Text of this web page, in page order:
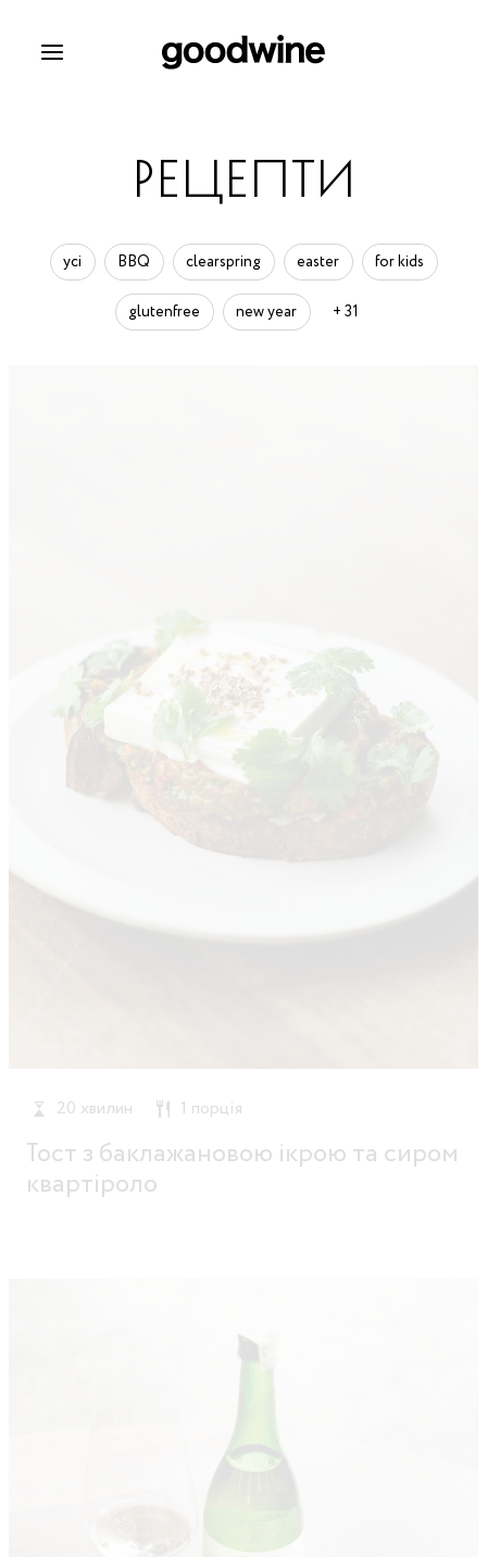
РЕЦЕПТИ
усі BBQ clearspring easter for kids
glutenfree new year + 31
20 хвилин 1 порція
Тост з баклажановою ікрою та сиром
квартіроло